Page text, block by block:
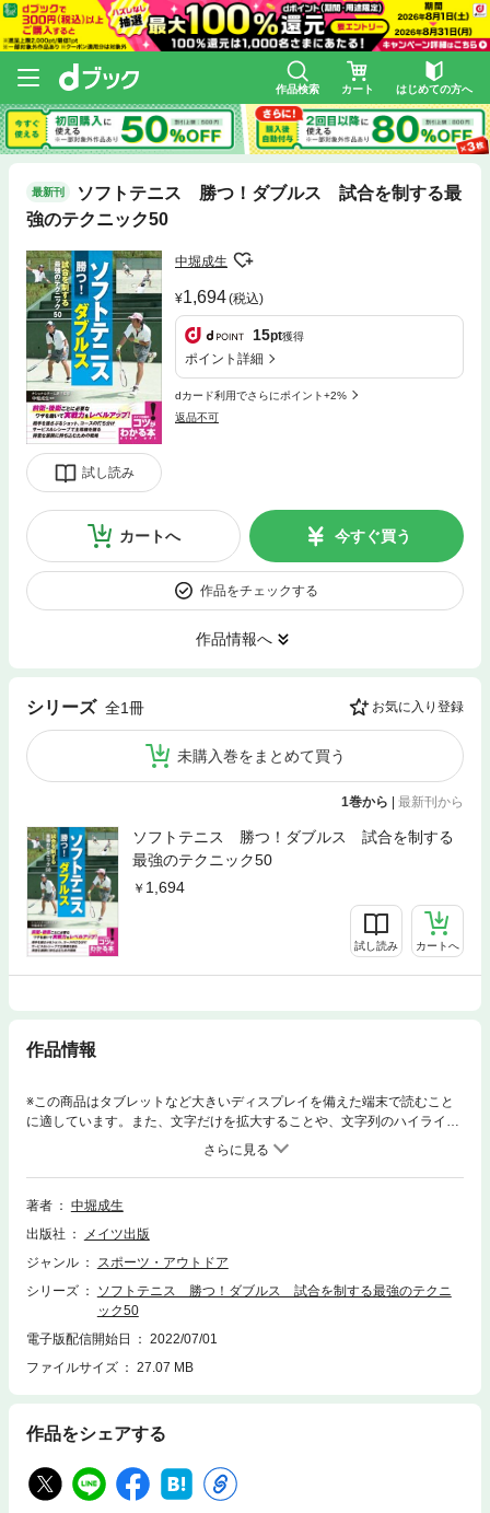
作品検索 カート はじめての方へ
最新刊
ソフトテニス 勝つ！ダブルス 試合を制する最
強のテクニック50
試し読み
中堀成生
1,694(税込)
15pt獲得
ポイント詳細
dカード利用でさらにポイント+2%
返品不可
カートへ 今すぐ買う
作品をチェックする
作品情報へ
シリーズ 全1冊 お気に入り登録
未購入巻をまとめて買う
1巻から | 最新刊から
ソフトテニス 勝つ！ダブルス 試合を制する
最強のテクニック50
1,694
試し読み カートへ
作品情報
※この商品はタブレットなど大きいディスプレイを備えた端末で読むこと
に適しています。また、文字だけを拡大することや、文字列のハイライ
ト、検索、辞書の参照、引用などの機能が使用できません。★ 前衛・後衛
ごとに必要なワザを磨いて実戦力をレベルアップ! ★ 相手を揺さぶるショ
ット、コースの打ち分け★ サービス&レシーブで主導権を握る★ 得意な展
開に持ち込むための戦略◆◇◆ 監修者からのコメント ◆◇◆感謝を忘れず、
です。努力を惜しまなければ必ず上達します。私は、取り組むにあたって
3つの点を大事にしています。1つ目は、練習のとき、試合を想定しながら
況になるのかを事前に想定して、そこで起きたことにいち早く対応する。
普段の練習での意識がけはとても大事になります。2つ目は、普段の規則
正しい生活と、周りの方々への礼儀やあいさつを忘れないことです。3つ
イトや指導者、先生、両親、自分を支えてくれている人がいることを忘れ
其の一 ゲームプランを練ろう! 得意なパターンに持ち込むことを目指し試
らできるだけ早い段階で相手より先に主導権を握る*其の三 相手との駆け
引きで勝とう! 試合経験を通して自分の中の「駆け引きの引き出し」を増
著者
中堀成生
出版社
メイツ出版
ジャンル
スポーツ・アウトドア
シリーズ
ソフトテニス 勝つ！ダブルス 試合を制する最強のテクニ
ック50
電子版配信開始日
2022/07/01
ファイルサイズ
27.07 MB
作品をシェアする